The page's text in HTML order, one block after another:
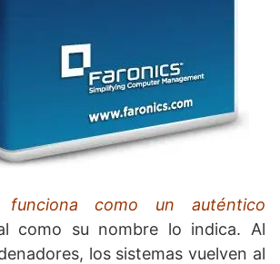
funciona como un auténtico
como su nombre lo indica. Al
los sistemas vuelven al